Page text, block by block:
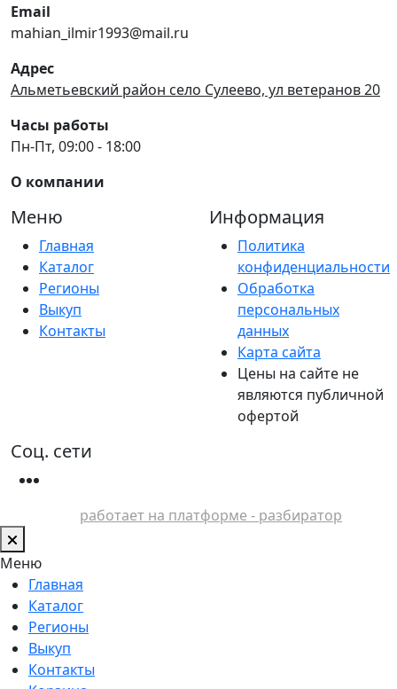
Email
mahian_ilmir1993@mail.ru
Адрес
Альметьевский район село Сулеево, ул ветеранов 20
Часы работы
Пн-Пт, 09:00 - 18:00
О компании
Меню
Главная
Каталог
Регионы
Выкуп
Контакты
Информация
Политика
конфиденциальности
Обработка
персональных
данных
Карта сайта
Цены на сайте не
являются публичной
офертой
Соц. сети
работает на платформе - разбиратор
Меню
Главная
Каталог
Регионы
Выкуп
Контакты